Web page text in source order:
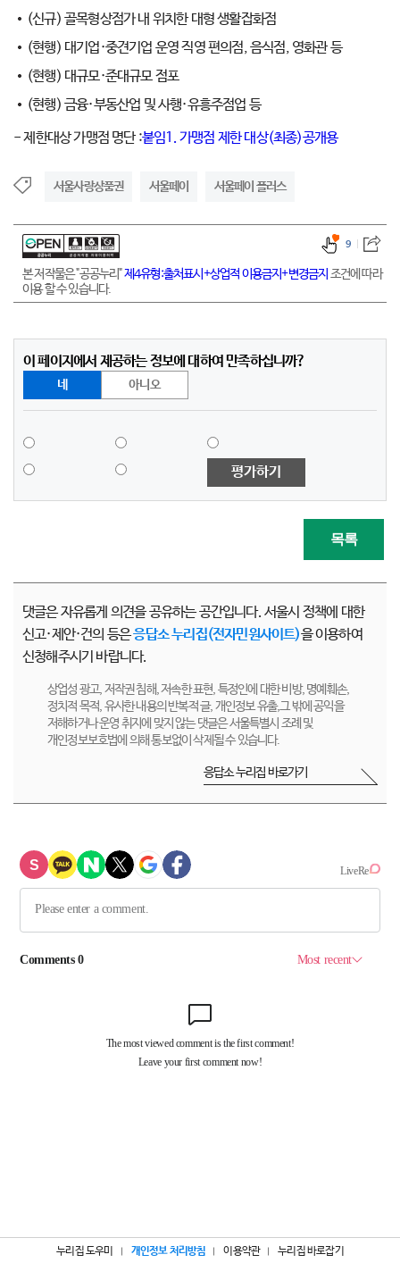
(신규) 골목형상점가 내 위치한 대형 생활잡화점
(현행) 대기업·중견기업 운영 직영 편의점, 음식점, 영화관 등
(현행) 대규모·준대규모 점포
(현행) 금융·부동산업 및 사행·유흥주점업 등
- 제한대상 가맹점 명단 :붙임1. 가맹점 제한 대상(최종)공개용
서울사랑상품권 서울페이 서울페이 플러스
본 저작물은 "공공누리"제4유형:출처표시+상업적 이용금지+변경금지 조건에 따라
이용 할 수 있습니다.
9
이 페이지에서 제공하는 정보에 대하여 만족하십니까?
네 아니오
평가하기
목록
댓글은 자유롭게 의견을 공유하는 공간입니다. 서울시 정책에 대한
신고·제안·건의 등은응답소 누리집(전자민원사이트)을 이용하여
신청해주시기 바랍니다.
상업성 광고, 저작권 침해, 저속한 표현, 특정인에 대한 비방, 명예훼손,
정치적 목적, 유사한 내용의 반복적 글, 개인정보 유출,그 밖에 공익을
저해하거나 운영 취지에 맞지 않는 댓글은 서울특별시 조례 및
개인정보보호법에 의해 통보없이 삭제될 수 있습니다.
응답소 누리집 바로가기
누리집 도우미 개인정보 처리방침 이용약관 누리집 바로잡기